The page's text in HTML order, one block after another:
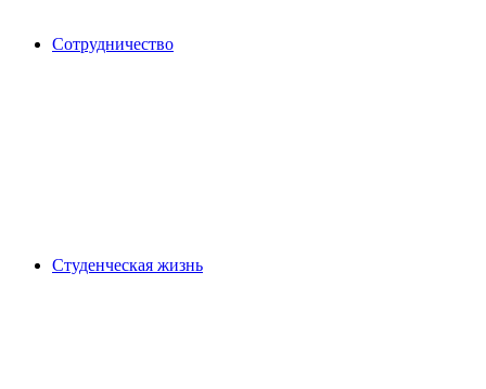
Сотрудничество
Студенческая жизнь